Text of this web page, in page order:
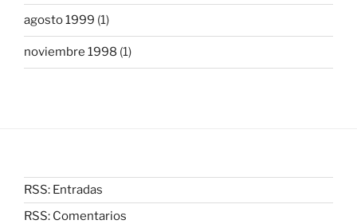
agosto 1999 (1)
noviembre 1998 (1)
RSS: Entradas
RSS: Comentarios